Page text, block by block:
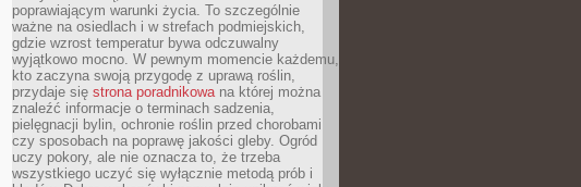
poprawiającym warunki życia. To szczególnie
ważne na osiedlach i w strefach podmiejskich,
gdzie wzrost temperatur bywa odczuwalny
wyjątkowo mocno. W pewnym momencie każdemu,
kto zaczyna swoją przygodę z uprawą roślin,
przydaje się strona poradnikowana której można
znaleźć informacje o terminach sadzenia,
pielęgnacji bylin, ochronie roślin przed chorobami
czy sposobach na poprawę jakości gleby. Ogród
uczy pokory, ale nie oznacza to, że trzeba
wszystkiego uczyć się wyłącznie metodą prób i